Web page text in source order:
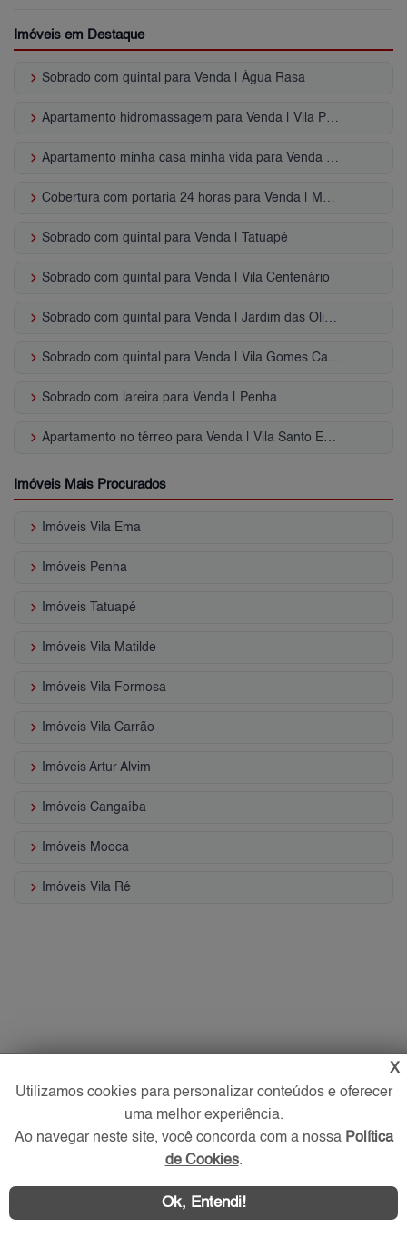
Imóveis em Destaque
keyboard_arrow_right Sobrado com quintal para Venda | Água Rasa
keyboard_arrow_right Apartamento hidromassagem para Venda | Vila Prudente
keyboard_arrow_right Apartamento minha casa minha vida para Venda | Parque São Lucas
keyboard_arrow_right Cobertura com portaria 24 horas para Venda | Mooca
keyboard_arrow_right Sobrado com quintal para Venda | Tatuapé
keyboard_arrow_right Sobrado com quintal para Venda | Vila Centenário
keyboard_arrow_right Sobrado com quintal para Venda | Jardim das Oliveiras
keyboard_arrow_right Sobrado com quintal para Venda | Vila Gomes Cardim
keyboard_arrow_right Sobrado com lareira para Venda | Penha
keyboard_arrow_right Apartamento no térreo para Venda | Vila Santo Estevão
Imóveis Mais Procurados
keyboard_arrow_right Imóveis Vila Ema
keyboard_arrow_right Imóveis Penha
keyboard_arrow_right Imóveis Tatuapé
keyboard_arrow_right Imóveis Vila Matilde
keyboard_arrow_right Imóveis Vila Formosa
keyboard_arrow_right Imóveis Vila Carrão
keyboard_arrow_right Imóveis Artur Alvim
keyboard_arrow_right Imóveis Cangaíba
keyboard_arrow_right Imóveis Mooca
keyboard_arrow_right Imóveis Vila Ré
X
Utilizamos cookies para personalizar conteúdos e oferecer
uma melhor experiência.
Ao navegar neste site, você concorda com a nossa Política
de Cookies.
Ok, Entendi!